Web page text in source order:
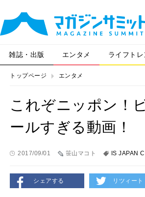
雑誌・出版 エンタメ ライフトレ
トップページ エンタメ
これぞニッポン！
ールすぎる動画！
2017/09/01 笹山マコト IS JAPAN
シェアする リツィート